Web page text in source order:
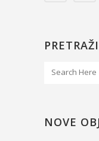
PRETRAŽI
NOVE